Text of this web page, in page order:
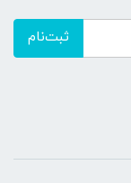
ثبت‌نام